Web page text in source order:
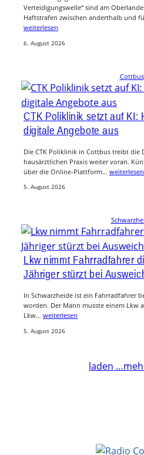
Verteidigungswelle“ sind am
Haftstrafen zwischen anderthalb und
weiterlesen
6. August 2026
Cottbus
CTK Poliklinik setzt auf KI:
digitale Angebote aus
Die CTK Poliklinik in Cottbus treibt die
hausärztlichen Praxis weiter voran.
über die Online-Plattform… weiterlesen
5. August 2026
Lkw nimmt Fahrradfahrer
Jähriger stürzt bei
In Schwarzheide ist ein Fahrradfahrer
worden. Der Mann musste einem Lkw
Lkw… weiterlesen
5. August 2026
laden …